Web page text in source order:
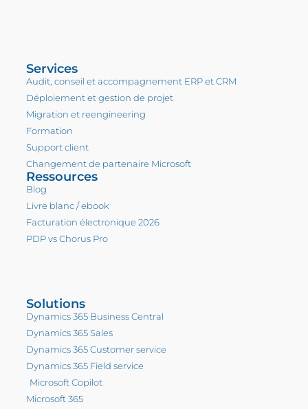
Services
Audit, conseil et accompagnement ERP et CRM
Déploiement et gestion de projet
Migration et reengineering
Formation
Support client
Changement de partenaire Microsoft
Ressources
Blog
Livre blanc / ebook
Facturation électronique 2026
PDP vs Chorus Pro
Solutions
Dynamics 365 Business Central
Dynamics 365 Sales
Dynamics 365 Customer service
Dynamics 365 Field service
Microsoft Copilot
Microsoft 365